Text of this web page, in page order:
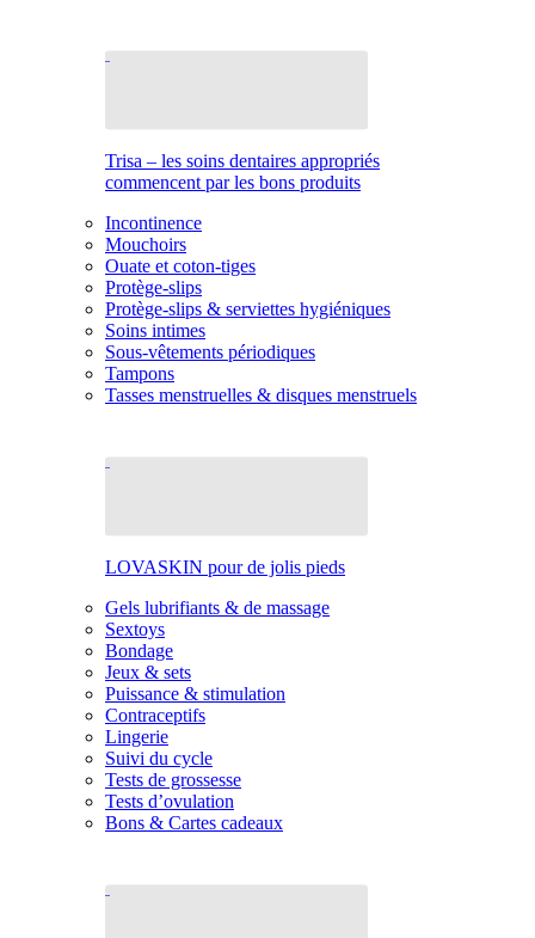
Trisa – les soins dentaires appropriés
commencent par les bons produits
Incontinence
Mouchoirs
Ouate et coton-tiges
Protège-slips
Protège-slips & serviettes hygiéniques
Soins intimes
Sous-vêtements périodiques
Tampons
Tasses menstruelles & disques menstruels
LOVASKIN pour de jolis pieds
Gels lubrifiants & de massage
Sextoys
Bondage
Jeux & sets
Puissance & stimulation
Contraceptifs
Lingerie
Suivi du cycle
Tests de grossesse
Tests d’ovulation
Bons & Cartes cadeaux